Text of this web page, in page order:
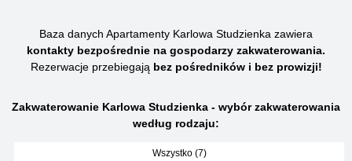
Baza danych Apartamenty Karlowa Studzienka zawiera
kontakty bezpośrednie na gospodarzy zakwaterowania.
Rezerwacje przebiegają bez pośredników i bez prowizji!
Zakwaterowanie Karlowa Studzienka - wybór zakwaterowania
według rodzaju:
Wszystko (7)